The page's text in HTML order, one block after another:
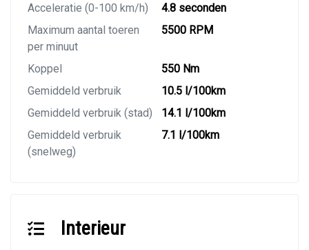
Acceleratie (0-100 km/h)
4.8 seconden
Maximum aantal toeren
per minuut
5500 RPM
Koppel
550 Nm
Gemiddeld verbruik
10.5 l/100km
Gemiddeld verbruik (stad)
14.1 l/100km
Gemiddeld verbruik
(snelweg)
7.1 l/100km
Interieur